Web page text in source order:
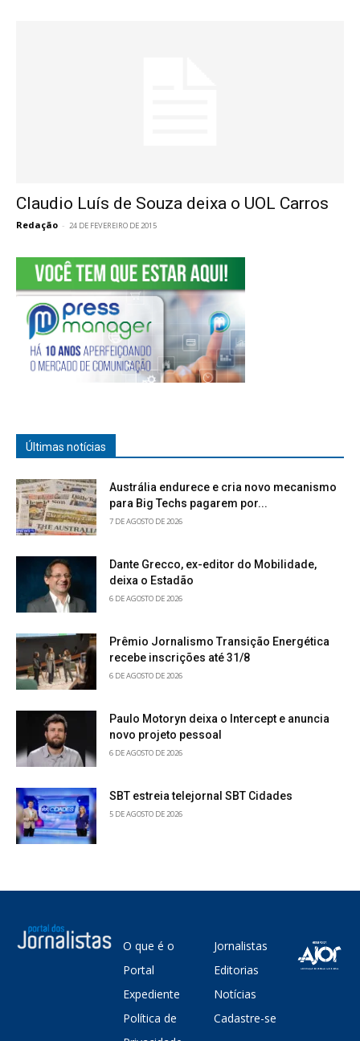
Claudio Luís de Souza deixa o UOL Carros
Redação - 24 DE FEVEREIRO DE 2015
Últimas notícias
Austrália endurece e cria novo mecanismo
para Big Techs pagarem por...
7 DE AGOSTO DE 2026
Dante Grecco, ex-editor do Mobilidade,
deixa o Estadão
6 DE AGOSTO DE 2026
Prêmio Jornalismo Transição Energética
recebe inscrições até 31/8
6 DE AGOSTO DE 2026
Paulo Motoryn deixa o Intercept e anuncia
novo projeto pessoal
6 DE AGOSTO DE 2026
SBT estreia telejornal SBT Cidades
5 DE AGOSTO DE 2026
O que é o
Portal
Expediente
Política de
Jornalistas
Editorias
Notícias
Cadastre-se